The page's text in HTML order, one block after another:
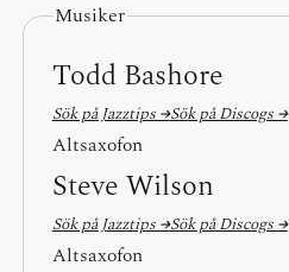
Musiker
Todd Bashore
Sök på Jazztips →Sök på Discogs →
Altsaxofon
Steve Wilson
Sök på Jazztips →Sök på Discogs →
Altsaxofon